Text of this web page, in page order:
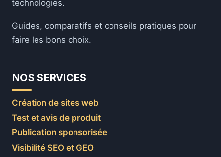
technologies.
Guides, comparatifs et conseils pratiques pour
faire les bons choix.
NOS SERVICES
Création de sites web
Test et avis de produit
Publication sponsorisée
Visibilité SEO et GEO